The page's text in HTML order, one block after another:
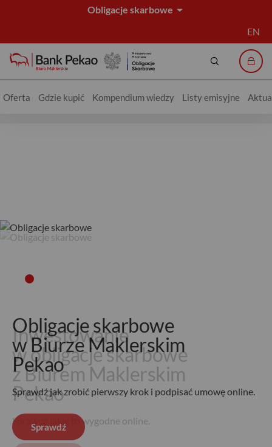
Obligacje skarbowe
EN
Oferta Gdzie kupić Kompendium wiedzy Listy emisyjne
Szukaj
Inwestowanie
w obligacje skarbowe
z Biurem Maklerskim
Pekao
Sprawdź jakie to wygodne online.
Obligacje skarbowe
w Biurze Maklerskim
Pekao
Sprawdź jak zrobić pierwszy krok i podpisać umowę online.
Sprawdź